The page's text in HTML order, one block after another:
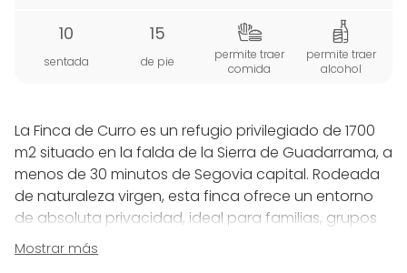
10
sentada
15
de pie
permite traer
comida
permite traer
alcohol
La Finca de Curro es un refugio privilegiado de 1700
m2 situado en la falda de la Sierra de Guadarrama, a
menos de 30 minutos de Segovia capital. Rodeada
de naturaleza virgen, esta finca ofrece un entorno
de absoluta privacidad, ideal para familias, grupos
de amigos o eventos corporativos de hasta 10
personas que buscan desconectar sin molestias.
Mostrar más